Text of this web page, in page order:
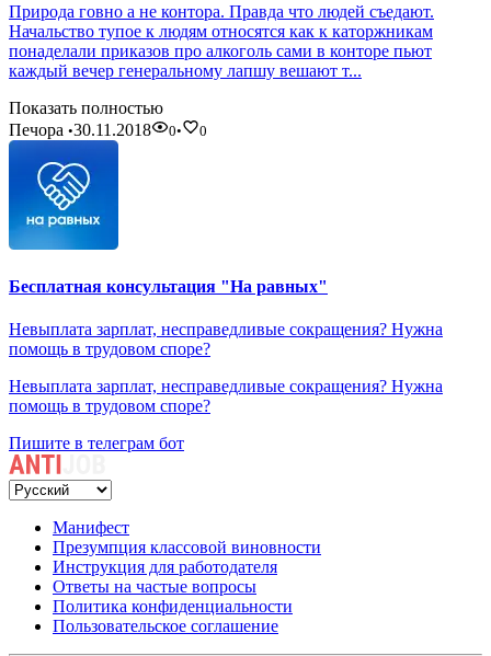
Природа говно а не контора. Правда что людей съедают.
Начальство тупое к людям относятся как к каторжникам
понаделали приказов про алкоголь сами в конторе пьют
каждый вечер генеральному лапшу вешают т...
Показать полностью
Печора •30.11.2018 0• 0
Бесплатная консультация "На равных"
Невыплата зарплат, несправедливые сокращения? Нужна
помощь в трудовом споре?
Невыплата зарплат, несправедливые сокращения? Нужна
помощь в трудовом споре?
Пишите в телеграм бот
Манифест
Презумпция классовой виновности
Инструкция для работодателя
Ответы на частые вопросы
Политика конфиденциальности
Пользовательское соглашение